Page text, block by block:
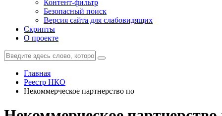
Контент-фильтр
Безопасный поиск
Версия сайта для слабовидящих
Скрипты
О проекте
Главная
Реестр НКО
Некоммерческое партнерство по